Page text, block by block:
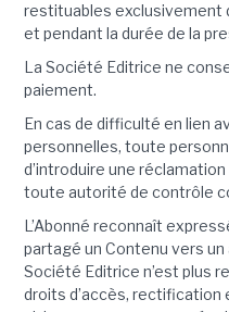
restituables exclusivement
et pendant la durée de la
La Société Editrice ne
paiement.
En cas de difficulté en lien
personnelles, toute
d’introduire une
toute autorité de contrôle
L’Abonné reconnaît
partagé un Contenu vers
Société Editrice n’est plus
droits d’accès,